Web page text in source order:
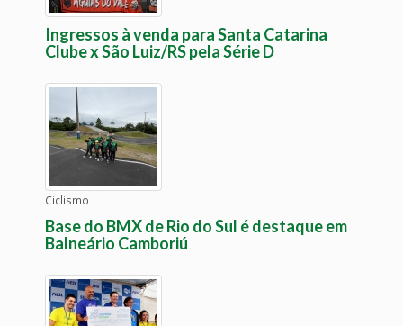
Ingressos à venda para Santa Catarina
Clube x São Luiz/RS pela Série D
Ciclismo
Base do BMX de Rio do Sul é destaque em
Balneário Camboriú